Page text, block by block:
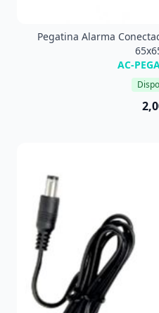
Pegatina Alarma
AC-